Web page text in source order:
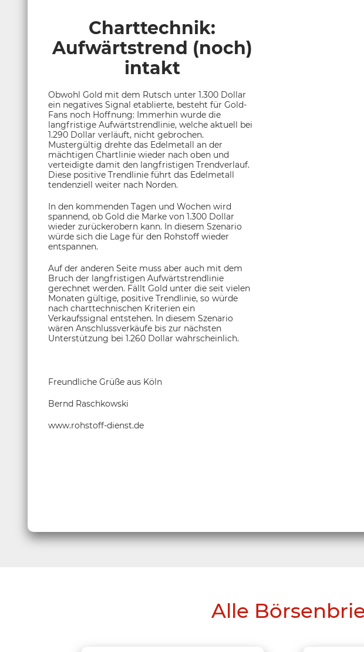
Charttechnik:
Aufwärtstrend (noch)
intakt
Obwohl Gold mit dem Rutsch unter 1.300 Dollar
ein negatives Signal etablierte, besteht für Gold-
Fans noch Hoffnung: Immerhin wurde die
langfristige Aufwärtstrendlinie, welche aktuell bei
1.290 Dollar verläuft, nicht gebrochen.
Mustergültig drehte das Edelmetall an der
mächtigen Chartlinie wieder nach oben und
verteidigte damit den langfristigen Trendverlauf.
Diese positive Trendlinie führt das Edelmetall
tendenziell weiter nach Norden.
In den kommenden Tagen und Wochen wird
spannend, ob Gold die Marke von 1.300 Dollar
wieder zurückerobern kann. In diesem Szenario
würde sich die Lage für den Rohstoff wieder
entspannen.
Auf der anderen Seite muss aber auch mit dem
Bruch der langfristigen Aufwärtstrendlinie
gerechnet werden. Fällt Gold unter die seit vielen
Monaten gültige, positive Trendlinie, so würde
nach charttechnischen Kriterien ein
Verkaufssignal entstehen. In diesem Szenario
wären Anschlussverkäufe bis zur nächsten
Unterstützung bei 1.260 Dollar wahrscheinlich.
Freundliche Grüße aus Köln
Bernd Raschkowski
www.rohstoff-dienst.de
Alle